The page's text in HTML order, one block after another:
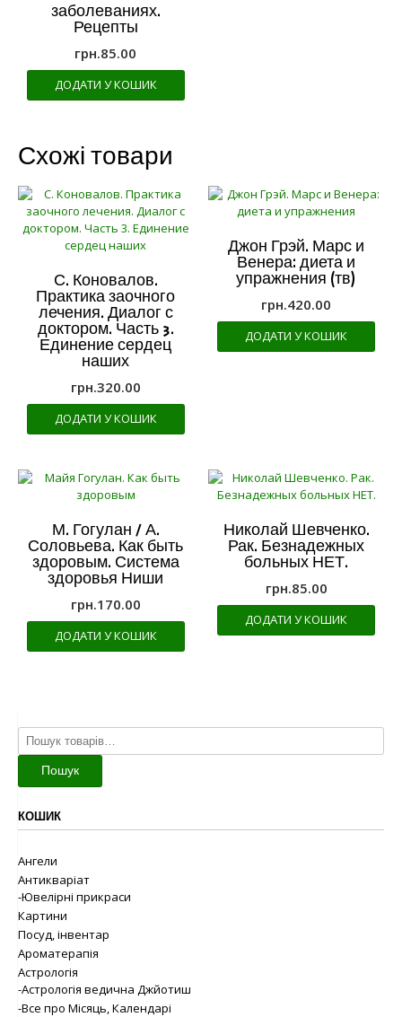
заболеваниях.
Рецепты
грн.85.00
ДОДАТИ У КОШИК
Схожі товари
С. Коновалов.
Практика заочного
лечения. Диалог с
доктором. Часть 3.
Единение сердец
наших
грн.320.00
ДОДАТИ У КОШИК
Джон Грэй. Марс и
Венера: диета и
упражнения (тв)
грн.420.00
ДОДАТИ У КОШИК
М. Гогулан / А.
Соловьева. Как быть
здоровым. Система
здоровья Ниши
грн.170.00
ДОДАТИ У КОШИК
Николай Шевченко.
Рак. Безнадежных
больных НЕТ.
грн.85.00
ДОДАТИ У КОШИК
Шукати:
Пошук
КОШИК
Ангели
Антикваріат
-Ювелірні прикраси
Картини
Посуд, інвентар
Ароматерапія
Астрологія
-Астрологія ведична Джйотиш
-Все про Місяць, Календарі